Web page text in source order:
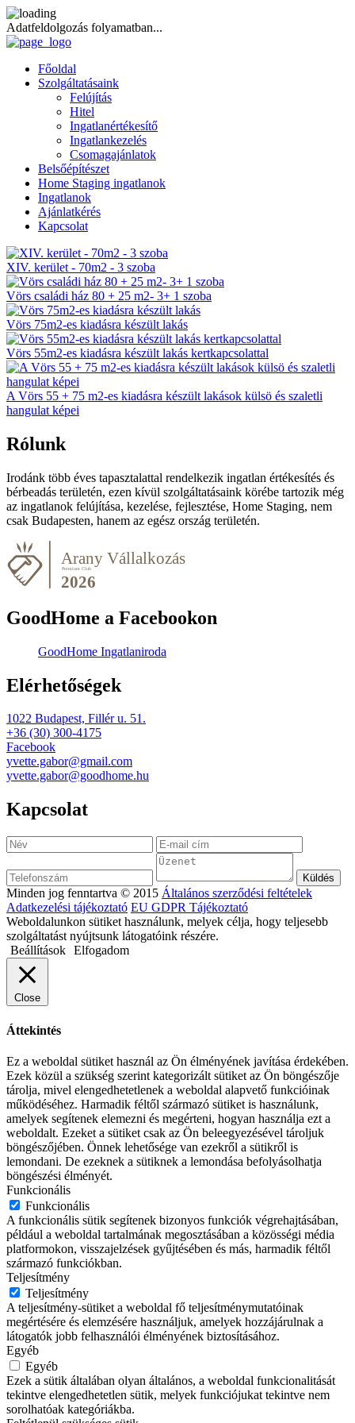
Adatfeldolgozás folyamatban...
Főoldal
Szolgáltatásaink
Felújítás
Hitel
Ingatlanértékesítő
Ingatlankezelés
Csomagajánlatok
Belsőépítészet
Home Staging ingatlanok
Ingatlanok
Ajánlatkérés
Kapcsolat
XIV. kerület - 70m2 - 3 szoba
Vörs családi ház 80 + 25 m2- 3+ 1 szoba
Vörs 75m2-es kiadásra készült lakás
Vörs 55m2-es kiadásra készült lakás kertkapcsolattal
A Vörs 55 + 75 m2-es kiadásra készült lakások külsö és szaletli
hangulat képei
Rólunk
Irodánk több éves tapasztalattal rendelkezik ingatlan értékesítés és
bérbeadás területén, ezen kívül szolgáltatásaink körébe tartozik még
az ingatlanok felújítása, kezelése, fejlesztése, Home Staging, nem
csak Budapesten, hanem az egész ország területén.
GoodHome a Facebookon
GoodHome Ingatlaniroda
Elérhetőségek
1022 Budapest, Fillér u. 51.
+36 (30) 300-4175
Facebook
yvette.gabor@gmail.com
yvette.gabor@goodhome.hu
Kapcsolat
Minden jog fenntartva © 2015 Általános szerződési feltételek
Adatkezelési tájékoztató EU GDPR Tájékoztató
Weboldalunkon sütiket használunk, melyek célja, hogy teljesebb
szolgáltatást nyújtsunk látogatóink részére.
Beállítások Elfogadom
Close
Áttekintés
Ez a weboldal sütiket használ az Ön élményének javítása érdekében.
Ezek közül a szükség szerint kategorizált sütiket az Ön böngészője
tárolja, mivel elengedhetetlenek a weboldal alapvető funkcióinak
működéséhez. Harmadik féltől származó sütiket is használunk,
amelyek segítenek elemezni és megérteni, hogyan használja ezt a
weboldalt. Ezeket a sütiket csak az Ön beleegyezésével tároljuk
böngészőjében. Önnek lehetősége van ezekről a sütikről is
lemondani. De ezeknek a sütiknek a lemondása befolyásolhatja
böngészési élményét.
Funkcionális
Funkcionális
A funkcionális sütik segítenek bizonyos funkciók végrehajtásában,
például a weboldal tartalmának megosztásában a közösségi média
platformokon, visszajelzések gyűjtésében és más, harmadik féltől
származó funkciókban.
Teljesítmény
Teljesítmény
A teljesítmény-sütiket a weboldal fő teljesítménymutatóinak
megértésére és elemzésére használjuk, amelyek hozzájárulnak a
látogatók jobb felhasználói élményének biztosításához.
Egyéb
Egyéb
Ezek a sütik általában olyan általános, a weboldal funkcionalitását
tekintve elengedhetetlen sütik, melyek funkciójukat tekintve nem
sorolhatóak kategóriákba.